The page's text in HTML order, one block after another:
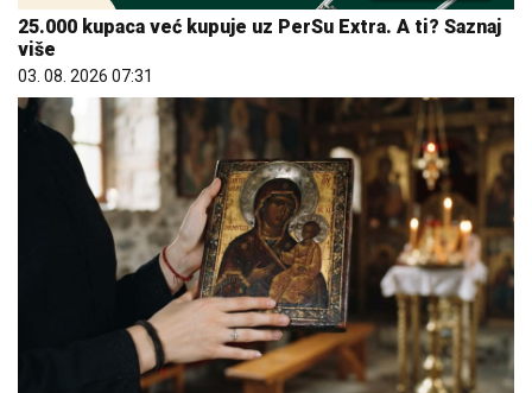
25.000 kupaca već kupuje uz PerSu Extra. A ti? Saznaj
više
03. 08. 2026 07:31